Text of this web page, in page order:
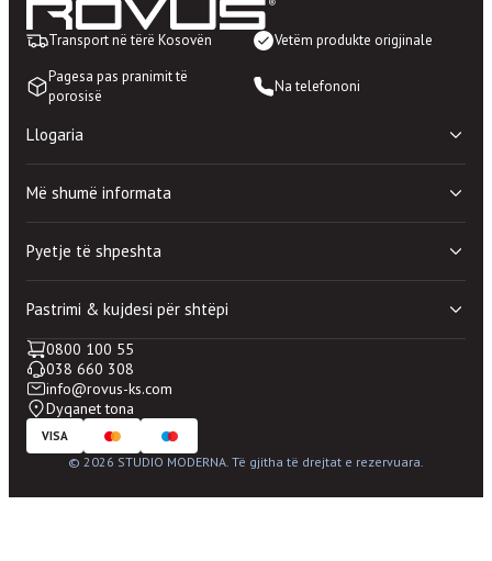
Transport në tërë Kosovën
Vetëm produkte origjinale
Pagesa pas pranimit të
porosisë
Na telefononi
Llogaria
Lista e deshirave
Porosite e mia
Llogaria ime
Më shumë informata
Rregullat dhe kushtet e perdorimit
100% blerje e sigurtë
Mirëmbajtje shtesë
Pyetje të shpeshta
Kontakti
Pyetje të përgjithshme
Si të bëj porosinë?
Si ti përdorim kuponat?
Pastrimi & kujdesi për shtëpi
Pastrimi & kujdesi për shtëpi
Mirëmbajtja e shtëpisë
Kujdesi për rroba
Pastrimi Nano
Oferta Speciale
0800 100 55
038 660 308
info@rovus-ks.com
Dyqanet tona
VISA
© 2026 STUDIO MODERNA. Të gjitha të drejtat e rezervuara.